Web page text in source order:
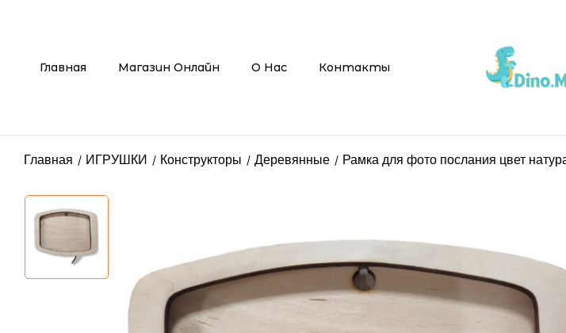
Главная Магазин Онлайн О Нас Контакты
Главная ИГРУШКИ Конструкторы Деревянные Рамка для фото послания цвет